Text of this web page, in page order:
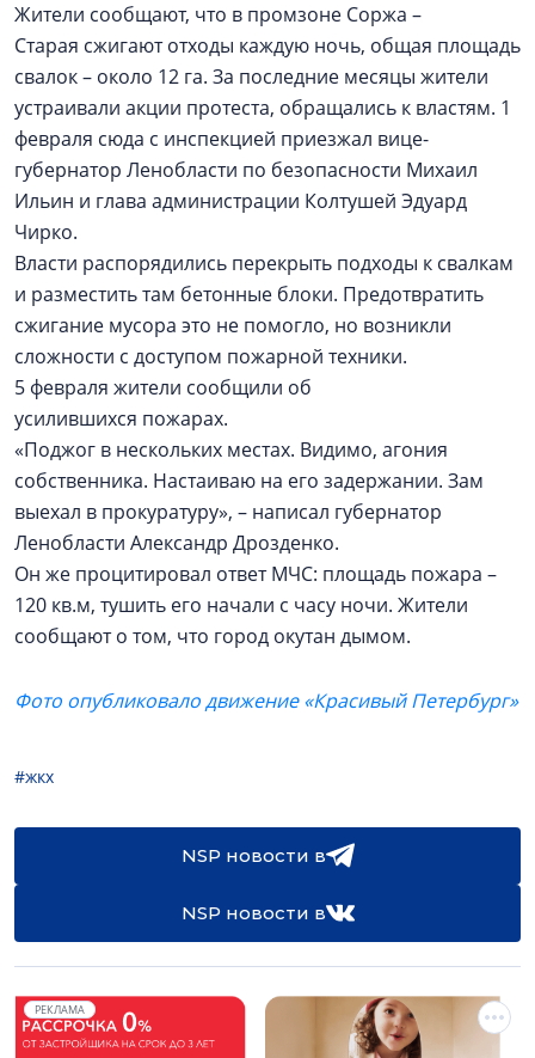
Жители сообщают, что в промзоне Соржа –
Старая сжигают отходы каждую ночь, общая площадь
свалок – около 12 га. За последние месяцы жители
устраивали акции протеста, обращались к властям. 1
февраля сюда с инспекцией приезжал вице-
губернатор Ленобласти по безопасности Михаил
Ильин и глава администрации Колтушей Эдуард
Чирко.
Власти распорядились перекрыть подходы к свалкам
и разместить там бетонные блоки. Предотвратить
сжигание мусора это не помогло, но возникли
сложности с доступом пожарной техники.
5 февраля жители сообщили об
усилившихся пожарах.
«Поджог в нескольких местах. Видимо, агония
собственника. Настаиваю на его задержании. Зам
выехал в прокуратуру», – написал губернатор
Ленобласти Александр Дрозденко.
Он же процитировал ответ МЧС: площадь пожара –
120 кв.м, тушить его начали с часу ночи. Жители
сообщают о том, что город окутан дымом.
Фото опубликовало движение «Красивый Петербург»
#жкх
NSP новости в
NSP новости в
РЕКЛАМА